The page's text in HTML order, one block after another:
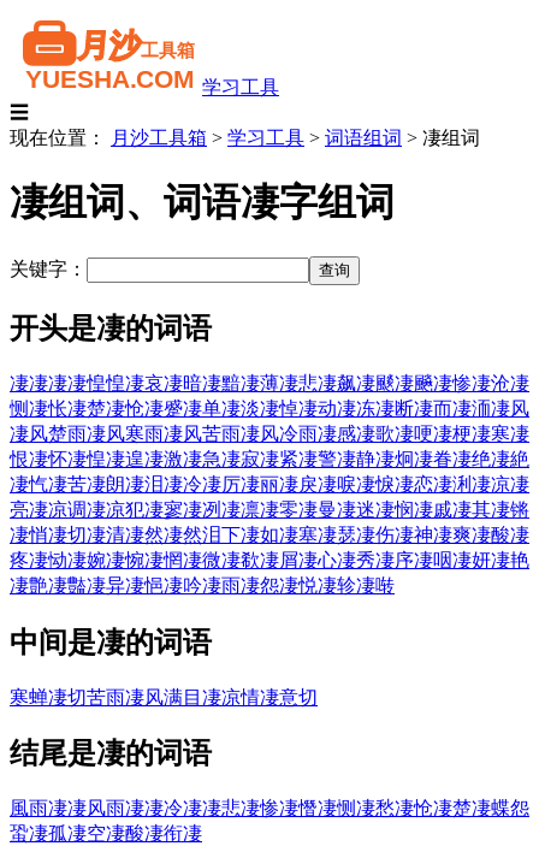
学习工具
☰
现在位置：
月沙工具箱 > 学习工具 > 词语组词 > 凄组词
凄组词、词语凄字组词
关键字：
开头是凄的词语
凄凄凄凄惶惶凄哀凄暗凄黯凄薄凄悲凄飙凄颷凄飈凄惨凄沧凄
恻凄怅凄楚凄怆凄蹙凄单凄淡凄悼凄动凄冻凄断凄而凄洏凄风
凄风楚雨凄风寒雨凄风苦雨凄风冷雨凄感凄歌凄哽凄梗凄寒凄
恨凄怀凄惶凄遑凄激凄急凄寂凄紧凄警凄静凄炯凄眷凄绝凄絶
凄忾凄苦凄朗凄泪凄冷凄厉凄丽凄戾凄唳凄悷凄恋凄浰凄凉凄
亮凄凉调凄凉犯凄寥凄冽 凄凛凄零凄曼凄迷凄悯凄戚凄其凄锵
凄悄凄切凄清凄然凄然泪下凄如凄塞凄瑟凄伤凄神凄爽凄酸凄
疼凄恸凄婉凄惋凄惘凄微凄欷凄屑凄心凄秀凄序凄咽凄妍凄艳
凄艶凄豓凄异凄悒凄吟凄雨凄怨凄悦凄轸凄啭
中间是凄的词语
寒蝉凄切苦雨凄风满目凄凉情凄意切
结尾是凄的词语
風雨凄凄风雨凄凄冷凄凄悲凄惨凄憯凄恻凄愁凄怆凄楚凄蝶怨
蛩凄孤凄空凄酸凄衔凄